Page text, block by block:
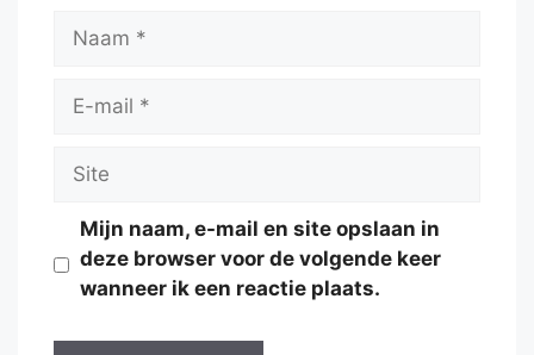
Naam
Site
Mijn naam, e-mail en site opslaan in
deze browser voor de volgende keer
wanneer ik een reactie plaats.